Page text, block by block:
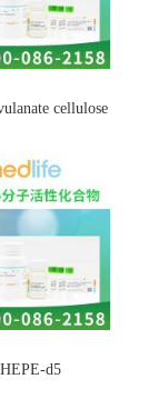
cellulose
d5